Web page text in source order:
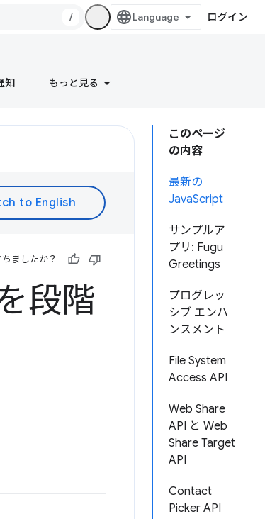
/ ログイン
知 もっと見る
このページ
の内容
最新の
JavaScript
サンプルア
プリ: Fugu
Greetings
プログレッ
シブ エンハ
ンスメント
File System
Access API
Web Share
API と Web
Share Target
API
Contact
Picker API
ましたか？
段階